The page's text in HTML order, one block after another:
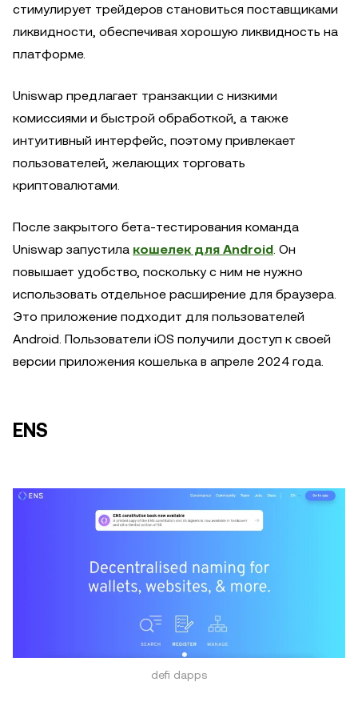
стимулирует трейдеров становиться поставщиками
ликвидности, обеспечивая хорошую ликвидность на
платформе.
Uniswap предлагает транзакции с низкими
комиссиями и быстрой обработкой, а также
интуитивный интерфейс, поэтому привлекает
пользователей, желающих торговать
криптовалютами.
После закрытого бета-тестирования команда
Uniswap запустила кошелек для Android . Он
повышает удобство, поскольку с ним не нужно
использовать отдельное расширение для браузера.
Это приложение подходит для пользователей
Android. Пользователи iOS получили доступ к своей
версии приложения кошелька в апреле 2024 года.
ENS
defi dapps